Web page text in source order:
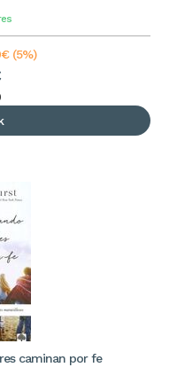
(5%)
caminan por fe